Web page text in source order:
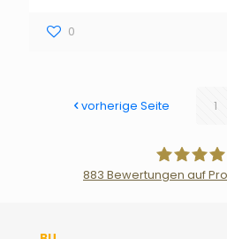
0
vorherige Seite 1
883 Bewertungen auf